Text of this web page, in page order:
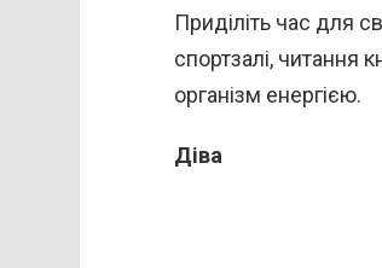
Приділіть час для
спортзалі, читання
організм енергією.
Діва